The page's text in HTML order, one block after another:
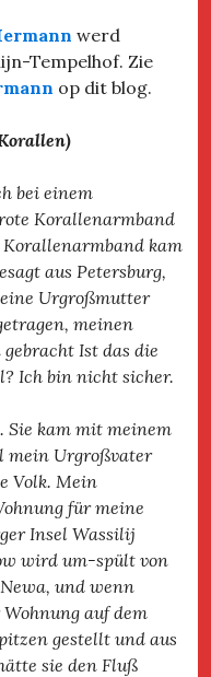
werd
Tempelhof. Zie
op dit blog.
bei einem
Korallenarmband
kam
aus Petersburg,
Urgroßmutter
meinen
Ist das die
Ich bin nicht sicher.
Sie kam mit meinem
mein Urgroßvater
Volk. Mein
für meine
Insel Wassilij
wird um-spült von
und wenn
auf dem
gestellt und aus
sie den Fluß